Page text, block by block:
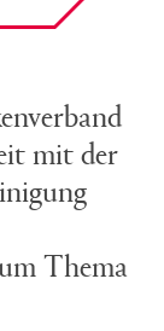
mit der
Thema